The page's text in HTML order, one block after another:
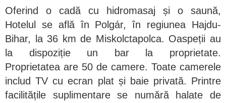
Oferind o cadă cu hidromasaj și o saună,
Hotelul se află în Polgár, în regiunea Hajdu-
Bihar, la 36 km de Miskolctapolca. Oaspeții au
la dispoziție un bar la proprietate.
Proprietatea are 50 de camere. Toate camerele
includ TV cu ecran plat și baie privată. Printre
facilitățile suplimentare se numără halate de